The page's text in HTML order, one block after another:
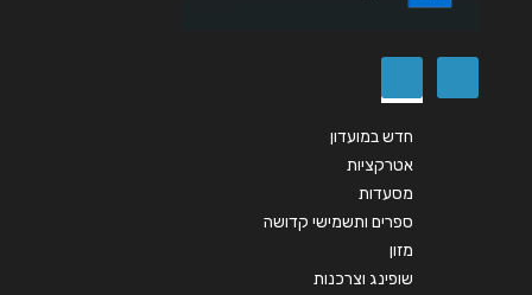
חדש במועדון
אטרקציות
מסעדות
ספרים ותשמישי קדושה
מזון
שופינג וצרכנות